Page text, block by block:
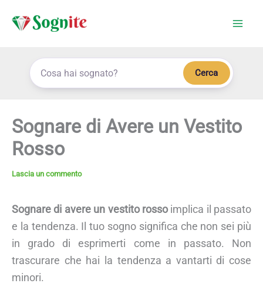
Cerca
Sognare di Avere un Vestito
Rosso
Lascia un commento
Sognare di avere un vestito rossoimplica il passato
e la tendenza. Il tuo sogno significa che non sei più
in grado di esprimerti come in passato. Non
trascurare che hai la tendenza a vantarti di cose
minori.